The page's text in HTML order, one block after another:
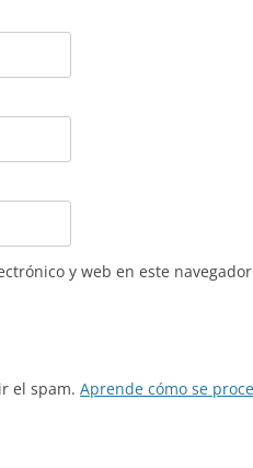
y web en este
el spam. Aprende cómo se